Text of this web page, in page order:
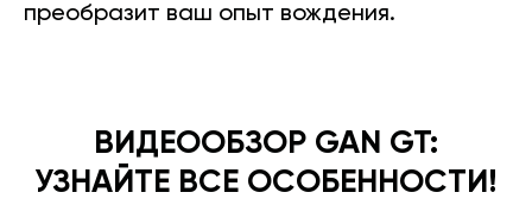
преобразит ваш опыт вождения.
ВИДЕООБЗОР GAN GT:
УЗНАЙТЕ ВСЕ ОСОБЕННОСТИ!